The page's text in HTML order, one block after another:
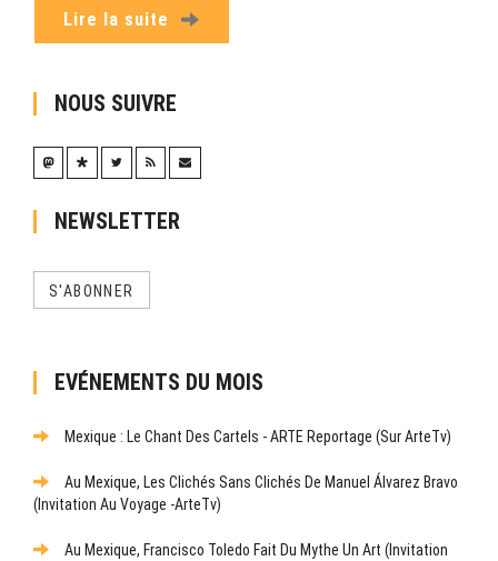
Lire la suite
NOUS SUIVRE
NEWSLETTER
S'ABONNER
EVÉNEMENTS DU MOIS
Mexique : Le Chant Des Cartels - ARTE Reportage (sur ArteTv)
Au Mexique, Les Clichés Sans Clichés De Manuel Álvarez Bravo
(Invitation Au Voyage -ArteTv)
Au Mexique, Francisco Toledo Fait Du Mythe Un Art (Invitation